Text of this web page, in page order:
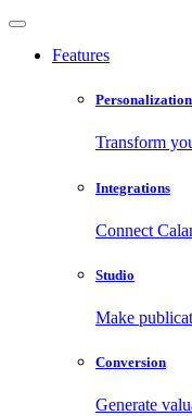
Features
Personalization
Transform
Integrations
Connect
Studio
Make
Conversion
Generate